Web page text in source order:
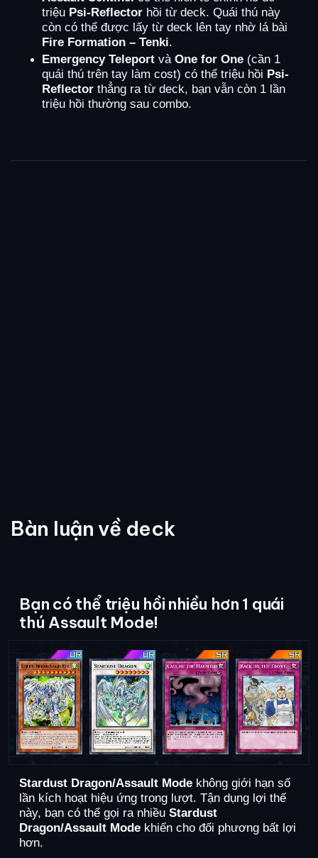
triệu Psi-Reflector hồi từ deck. Quái thú này
còn có thể được lấy từ deck lên tay nhờ lá bài
Fire Formation – Tenki.
Emergency Teleport và One for One (cần 1
quái thú trên tay làm cost) có thể triệu hồi Psi-
Reflector thẳng ra từ deck, bạn vẫn còn 1 lần
triệu hồi thường sau combo.
Bàn luận về deck
Bạn có thể triệu hồi nhiều hơn 1 quái
thú Assault Mode!
Stardust Dragon/Assault Mode không giới hạn số
lần kích hoạt hiệu ứng trong lượt. Tận dụng lợi thế
này, bạn có thể gọi ra nhiều Stardust
Dragon/Assault Mode khiến cho đối phương bất lợi
hơn.